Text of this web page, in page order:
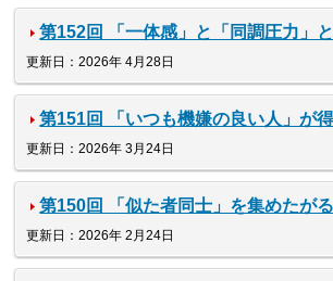
第152回 「一体感」と「同調圧力」
更新日：2026年 4月28日
第151回 「いつも機嫌の良い人」が
更新日：2026年 3月24日
第150回 「似た者同士」を集めたが
更新日：2026年 2月24日